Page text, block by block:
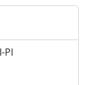
Gráfica da ADUSP
de Psicologia
PI